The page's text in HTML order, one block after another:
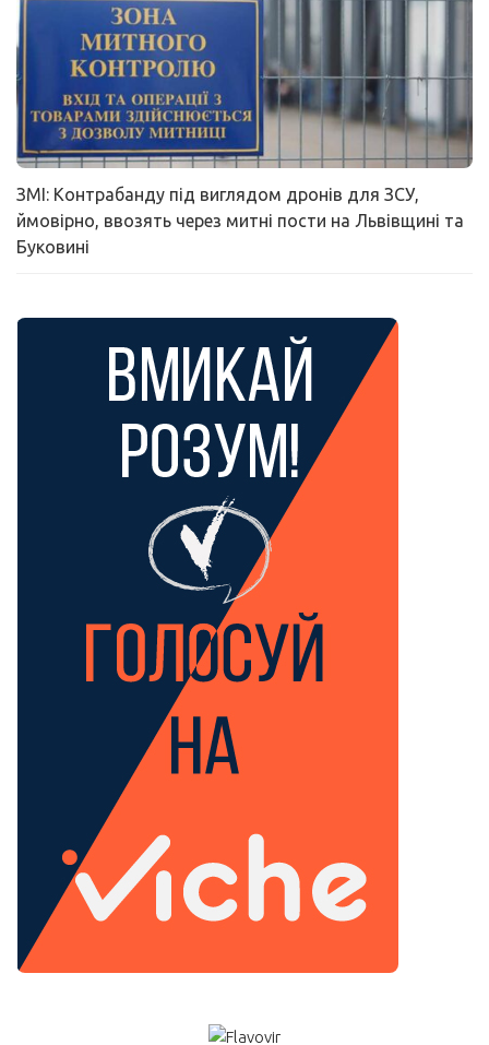
ЗМІ: Контрабанду під виглядом дронів для ЗСУ,
ймовірно, ввозять через митні пости на Львівщині та
Буковині